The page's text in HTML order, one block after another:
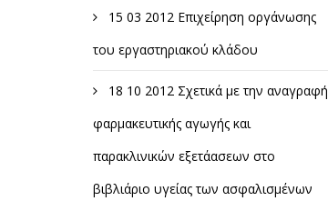
15 03 2012 Επιχείρηση οργάνωσης
του εργαστηριακού κλάδου
18 10 2012 Σχετικά με την αναγραφή
φαρμακευτικής αγωγής και
παρακλινικών εξετάασεων στο
βιβλιάριο υγείας των ασφαλισμένων